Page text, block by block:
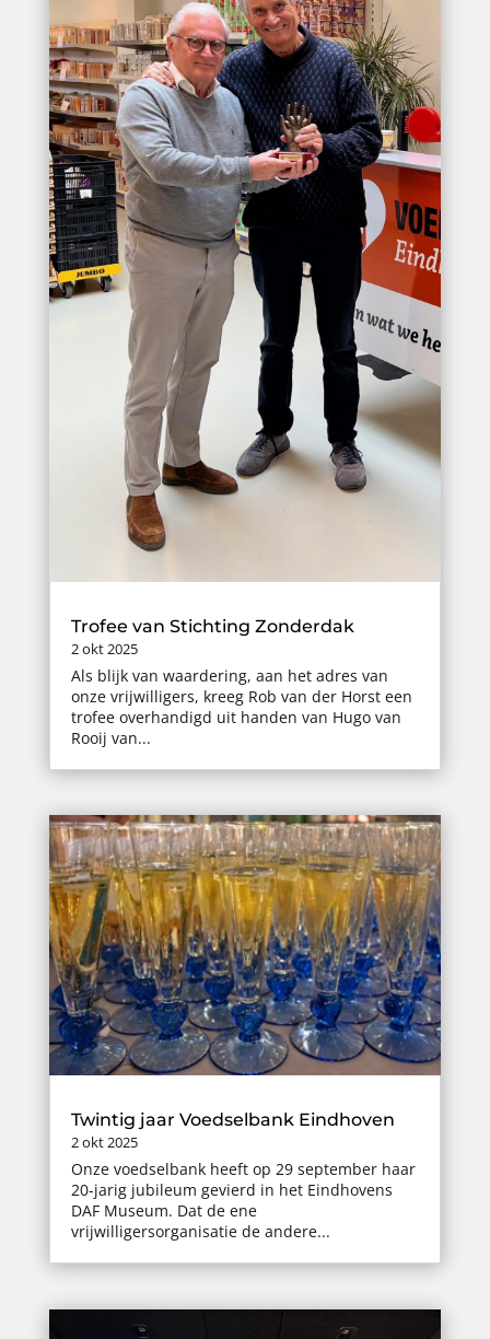
Trofee van Stichting Zonderdak
2 okt 2025
Als blijk van waardering, aan het adres van
onze vrijwilligers, kreeg Rob van der Horst een
trofee overhandigd uit handen van Hugo van
Rooij van...
Twintig jaar Voedselbank Eindhoven
2 okt 2025
Onze voedselbank heeft op 29 september haar
20-jarig jubileum gevierd in het Eindhovens
DAF Museum. Dat de ene
vrijwilligersorganisatie de andere...